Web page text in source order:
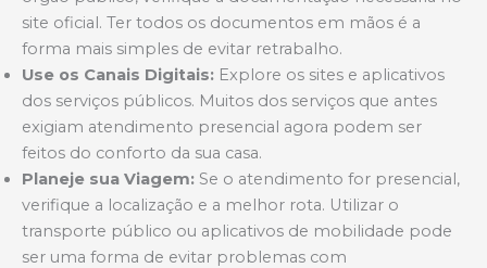
site oficial. Ter todos os documentos em mãos é a
forma mais simples de evitar retrabalho.
Use os Canais Digitais: Explore os sites e aplicativos
dos serviços públicos. Muitos dos serviços que antes
exigiam atendimento presencial agora podem ser
feitos do conforto da sua casa.
Planeje sua Viagem: Se o atendimento for presencial,
verifique a localização e a melhor rota. Utilizar o
transporte público ou aplicativos de mobilidade pode
ser uma forma de evitar problemas com